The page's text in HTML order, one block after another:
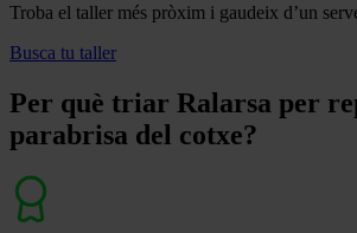
Troba el taller més pròxim i gaudeix d’un
Busca tu taller
Per què triar Ralarsa per
parabrisa del cotxe?